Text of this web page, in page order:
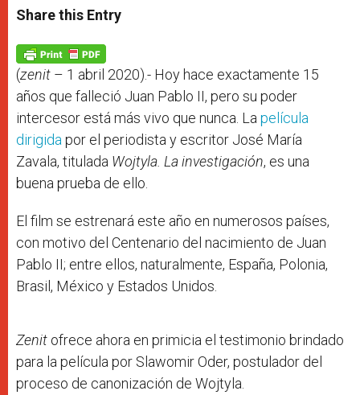
t
s
p
p
s
e
g
e
e
b
o
k
Share this Entry
(zenit – 1 abril 2020).- Hoy hace exactamente 15
años que falleció Juan Pablo II, pero su poder
intercesor está más vivo que nunca. La película
dirigida por el periodista y escritor José María
Zavala, titulada Wojtyla. La investigación, es una
buena prueba de ello.
El film se estrenará este año en numerosos países,
con motivo del Centenario del nacimiento de Juan
Pablo II; entre ellos, naturalmente, España, Polonia,
Brasil, México y Estados Unidos.
Zenit ofrece ahora en primicia el testimonio brindado
para la película por Slawomir Oder, postulador del
proceso de canonización de Wojtyla.